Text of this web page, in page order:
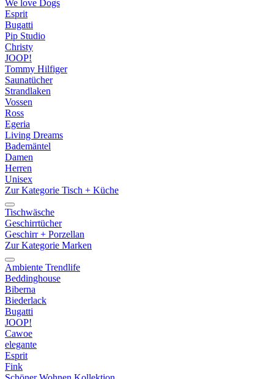
We love Dogs
Esprit
Bugatti
Pip Studio
Christy
JOOP!
Tommy Hilfiger
Saunatücher
Strandlaken
Vossen
Ross
Egeria
Living Dreams
Bademäntel
Damen
Herren
Unisex
Zur Kategorie Tisch + Küche
Tischwäsche
Geschirrtücher
Geschirr + Porzellan
Zur Kategorie Marken
Ambiente Trendlife
Beddinghouse
Biberna
Biederlack
Bugatti
JOOP!
Cawoe
elegante
Esprit
Fink